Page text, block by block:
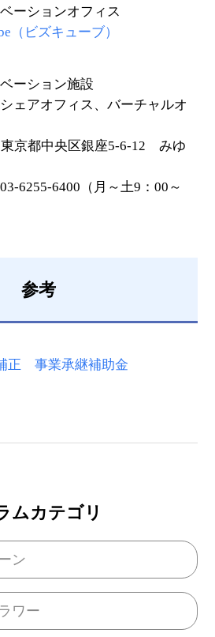
ーションオフィス
（ビズキューブ）
ーション施設
ェアオフィス、バーチャルオ
京都中央区銀座5-6-12 みゆ
6255-6400（月～土9：00～
参考
正 事業承継補助金
ムカテゴリ
ン
ワー